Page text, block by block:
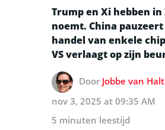
Trump en Xi hebben
noemt. China
handel van enkele
VS verlaagt op zijn
Door Jobbe van
nov 3, 2025 at 09:35 AM
5 minuten leestijd